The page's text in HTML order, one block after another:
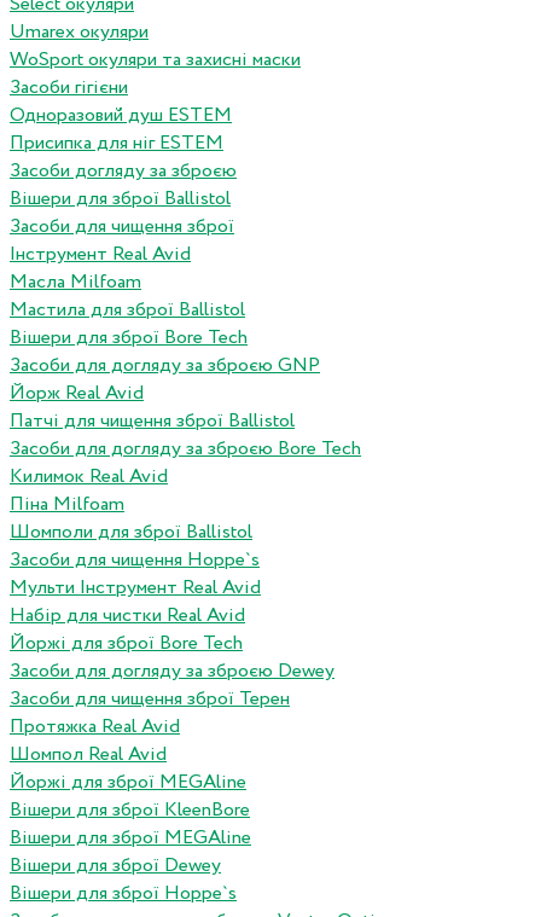
Umarex окуляри
WoSport окуляри та захисні маски
Засоби гігієни
Одноразовий душ ESTEM
Присипка для ніг ESTEM
Засоби догляду за зброєю
Вішери для зброї Ballistol
Засоби для чищення зброї
Інструмент Real Avid
Масла Milfoam
Мастила для зброї Ballistol
Вішери для зброї Bore Tech
Засоби для догляду за зброєю GNP
Йорж Real Avid
Патчі для чищення зброї Ballistol
Засоби для догляду за зброєю Bore Tech
Килимок Real Avid
Піна Milfoam
Шомполи для зброї Ballistol
Засоби для чищення Hoppe`s
Мульти Інструмент Real Avid
Набір для чистки Real Avid
Йоржі для зброї Bore Tech
Засоби для догляду за зброєю Dewey
Засоби для чищення зброї Терен
Протяжка Real Avid
Шомпол Real Avid
Йоржі для зброї MEGAline
Вішери для зброї KleenBore
Вішери для зброї MEGAline
Вішери для зброї Dewey
Вішери для зброї Hoppe`s